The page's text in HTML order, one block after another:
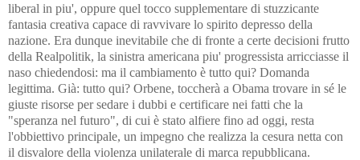
liberal in piu', oppure quel tocco supplementare di stuzzicante
fantasia creativa capace di ravvivare lo spirito depresso della
nazione. Era dunque inevitabile che di fronte a certe decisioni frutto
della Realpolitik, la sinistra americana piu' progressista arricciasse il
naso chiedendosi: ma il cambiamento è tutto qui? Domanda
legittima. Già: tutto qui? Orbene, toccherà a Obama trovare in sé le
giuste risorse per sedare i dubbi e certificare nei fatti che la
"speranza nel futuro", di cui è stato alfiere fino ad oggi, resta
l'obbiettivo principale, un impegno che realizza la cesura netta con
il disvalore della violenza unilaterale di marca repubblicana.